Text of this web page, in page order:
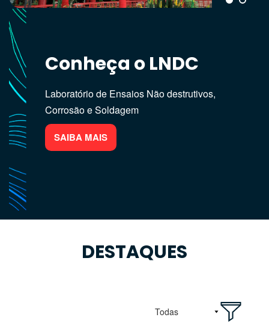
Conheça o LNDC
Laboratório de Ensaios Não destrutivos,
Corrosão e Soldagem
SAIBA MAIS
Linhas de Pesquisa
do LNDC
End, Corrosão e Revestimentos Anti-corrosivo
SAIBA MAIS
DESTAQUES